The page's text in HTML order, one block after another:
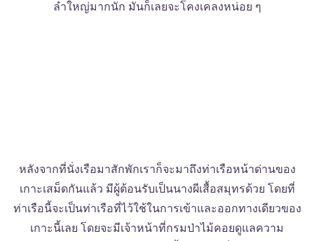
ลำใหญ่มากนัก มันก็เลยจะโคงเคลงหน่อย ๆ
หลังจากที่นั่งเรือมาสักพักเราก็จะมาถึงท่าเรือหน้าด่านของ
เกาะเสม็ดกันแล้ว มีผู้ต้อนรับเป็นนางผีเสื้อสมุทรด้วย โดยที่
ท่าเรือนี้จะเป็นท่าเรือที่ไว้ใช้ในการเข้าและออกทางเดียวของ
เกาะนี้เลย โดยจะมีเจ้าหน้าที่กรมป่าไม้คอยดูแลความ